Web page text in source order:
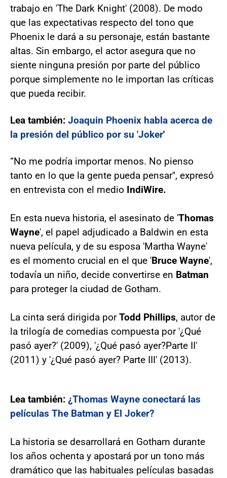
trabajo en 'The Dark Knight' (2008). De modo
que las expectativas respecto del tono que
Phoenix le dará a su personaje, están bastante
altas. Sin embargo, el actor asegura que no
siente ninguna presión por parte del público
porque simplemente no le importan las críticas
que pueda recibir.
Lea también: Joaquin Phoenix habla acerca de
la presión del público por su 'Joker'
“No me podría importar menos. No pienso
tanto en lo que la gente pueda pensar", expresó
en entrevista con el medio IndiWire.
En esta nueva historia, el asesinato de 'Thomas
Wayne', el papel adjudicado a Baldwin en esta
nueva película, y de su esposa 'Martha Wayne'
es el momento crucial en el que 'Bruce Wayne',
todavía un niño, decide convertirse en Batman
para proteger la ciudad de Gotham.
La cinta será dirigida porTodd Phillips, autor de
la trilogía de comedias compuesta por '¿Qué
pasó ayer?' (2009), '¿Qué pasó ayer?Parte II'
(2011) y '¿Qué pasó ayer? Parte III' (2013).
Lea también: ¿Thomas Wayne conectará las
películas The Batman y El Joker?
La historia se desarrollará en Gotham durante
los años ochenta y apostará por un tono más
dramático que las habituales películas basadas